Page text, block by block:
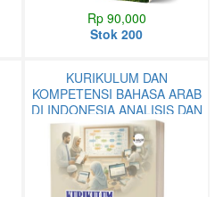
Rp 90,000
Stok 200
KURIKULUM DAN
KOMPETENSI BAHASA ARAB
DI INDONESIA ANALISIS DAN
PENGEMBANGAN